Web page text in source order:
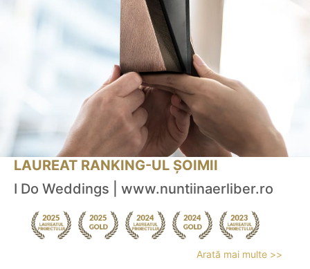
LAUREAT RANKING-UL ȘOIMII
I Do Weddings | www.nuntiinaerliber.ro
Arată mai multe >>